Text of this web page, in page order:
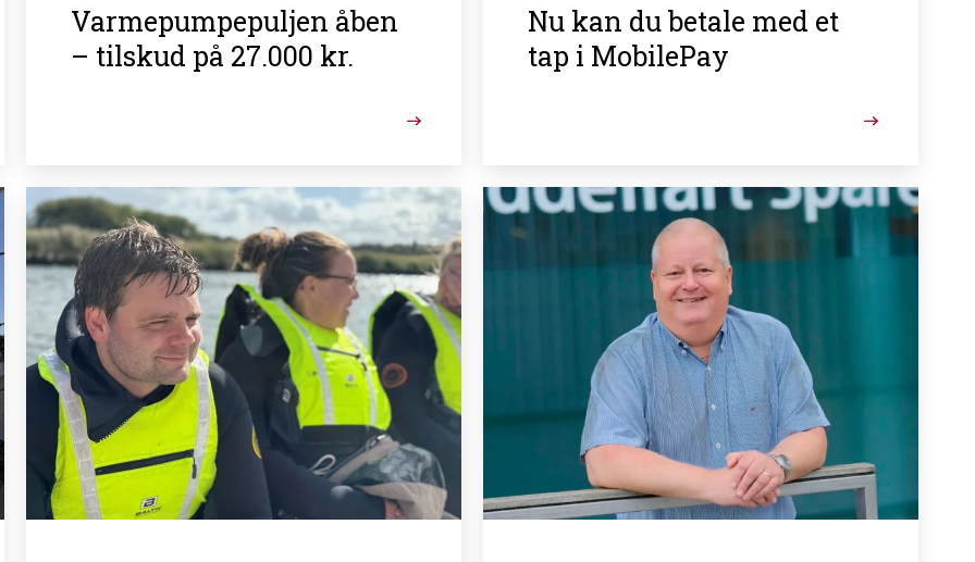
Varmepumpepuljen åben
– tilskud på 27.000 kr.
Nu kan du betale med et
tap i MobilePay